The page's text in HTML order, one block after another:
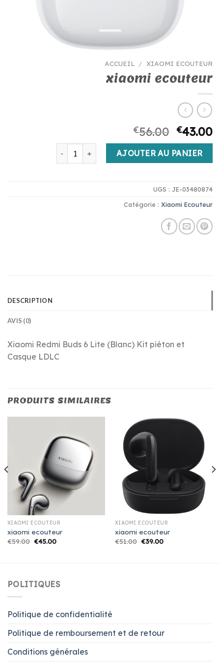
ACCUEIL / XIAOMI ECOUTEUR
xiaomi ecouteur
€56.00 €43.00
quantité de xiaomi ecouteurAJOUTER AU PANIER
UGS : JE-03480874
Catégorie : Xiaomi Ecouteur
DESCRIPTION
AVIS (0)
Xiaomi Redmi Buds 6 Lite (Blanc) Kit piéton et
Casque LDLC
PRODUITS SIMILAIRES
XIAOMI ECOUTEUR
xiaomi ecouteur
€59.00 €45.00
XIAOMI ECOUTEUR
xiaomi ecouteur
€51.00 €39.00
POLITIQUES
Politique de confidentialité
Politique de remboursement et de retour
Conditions générales